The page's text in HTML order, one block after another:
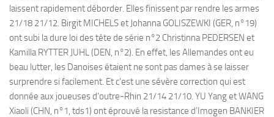
laissent rapidement déborder. Elles finissent par rendre les armes
21/18 21/12. Birgit MICHELS et Johanna GOLISZEWKI (GER, n°19)
ont subi la dure loi des tête de série n°2 Christinna PEDERSEN et
Kamilla RYTTER JUHL (DEN, n°2). En effet, les Allemandes ont eu
beau lutter, les Danoises étaient ne sont pas dames à se laisser
surprendre si facilement. Et c’est une sévère correction qui est
donnée aux joueuses d’outre-Rhin 21/14 21/10. YU Yang et WANG
Xiaoli (CHN, n°1, tds1) ont éprouvé la resistance d’Imogen BANKIER